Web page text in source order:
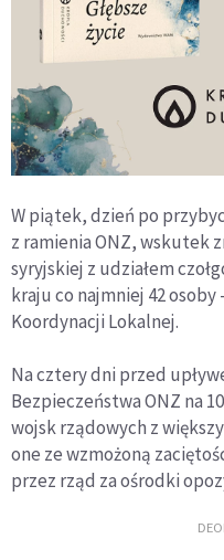
W piątek, dzień po
z ramienia ONZ, wskutek
syryjskiej z udziałem
kraju co najmniej 42
Koordynacji Lokalnej.
Na cztery dni przed
Bezpieczeństwa ONZ na
wojsk rządowych z
one ze wzmożoną
przez rząd za ośrodki